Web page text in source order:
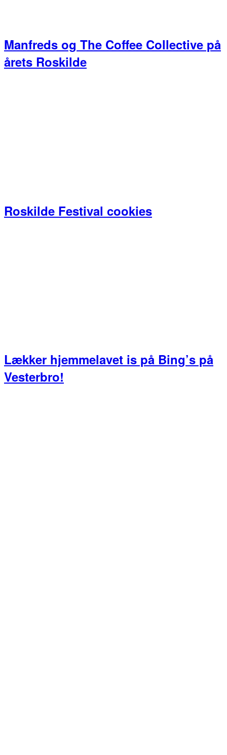
Manfreds og The Coffee Collective på
årets Roskilde
Roskilde Festival cookies
Lækker hjemmelavet is på Bing’s på
Vesterbro!